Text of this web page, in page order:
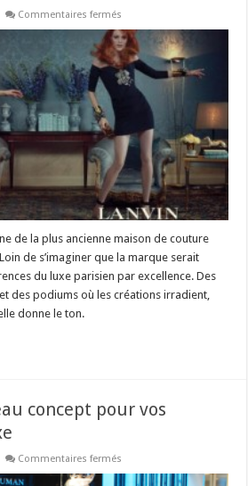
Commentaires fermés
Lanvin,
l’Art
De
Mettre
La
Femme
l’Honneur
de la plus ancienne maison de couture
de s’imaginer que la marque serait
du luxe parisien par excellence. Des
des podiums où les créations irradient,
donne le ton.
concept pour vos
Commentaires fermés